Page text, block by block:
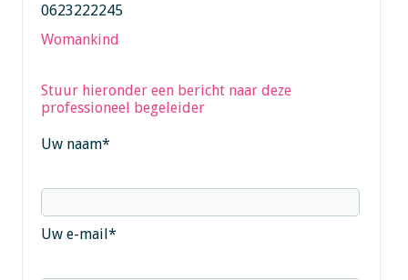
0623222245
Womankind
Stuur hieronder een bericht naar deze
professioneel begeleider
Uw naam*
Uw e-mail*